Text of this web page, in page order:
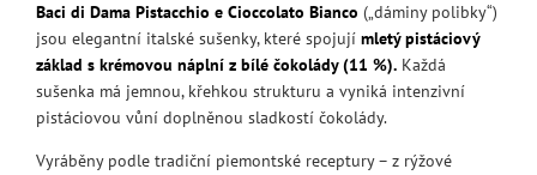
Baci di Dama Pistacchio e Cioccolato Bianco („dáminy polibky“)
jsou elegantní italské sušenky, které spojují mletý pistáciový
základ s krémovou náplní z bílé čokolády (11 %). Každá
sušenka má jemnou, křehkou strukturu a vyniká intenzivní
pistáciovou vůní doplněnou sladkostí čokolády.
Vyráběny podle tradiční piemontské receptury – z rýžové